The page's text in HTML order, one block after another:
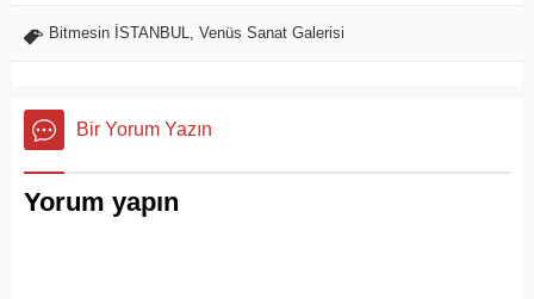
Bitmesin İSTANBUL, Venüs Sanat Galerisi
Bir Yorum Yazın
Yorum yapın